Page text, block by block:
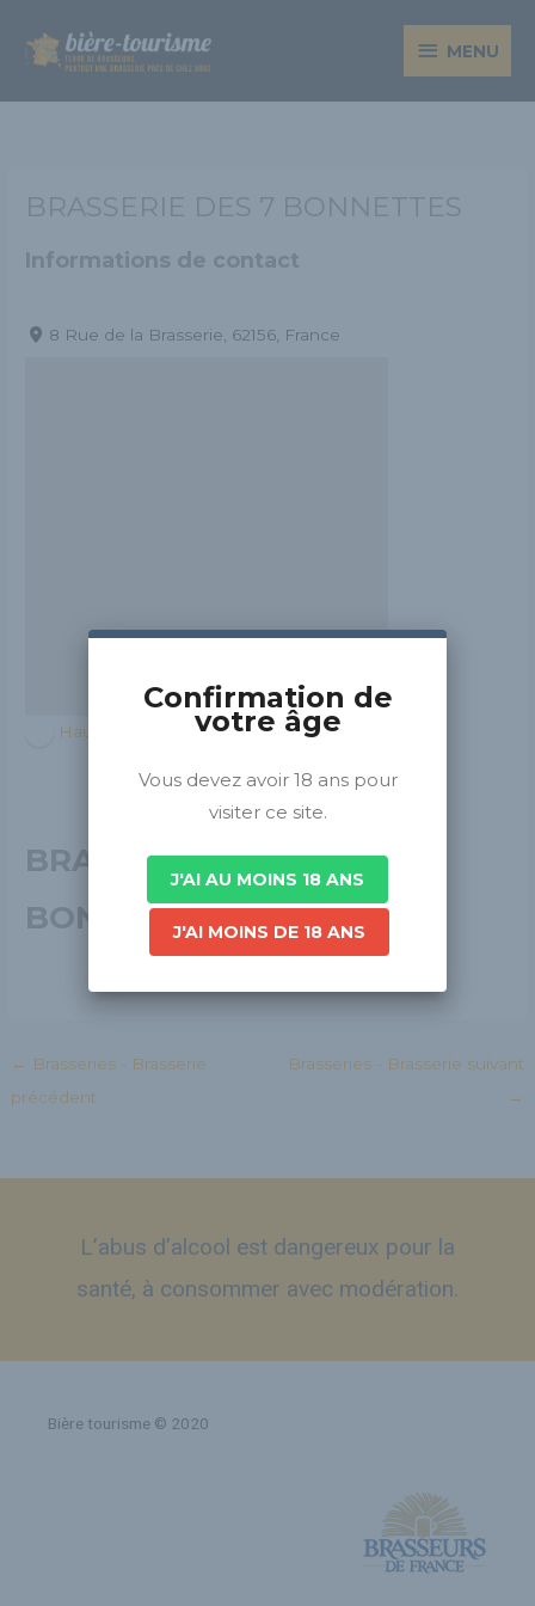
contenu
MENU
MENU
BRASSERIE DES 7 BONNETTES
Informations de contact
8 Rue de la Brasserie, 62156, France
Hauts-de-France
BRASSERIE DES 7
BONNETTES
← Brasseries - Brasserie
précédent
Brasseries - Brasserie suivant
→
L’abus d’alcool est dangereux pour la
santé, à consommer avec modération.
Bière tourisme © 2020
Confirmation de
votre âge
Vous devez avoir 18 ans pour
visiter ce site.
J'AI AU MOINS 18 ANS
J'AI MOINS DE 18 ANS